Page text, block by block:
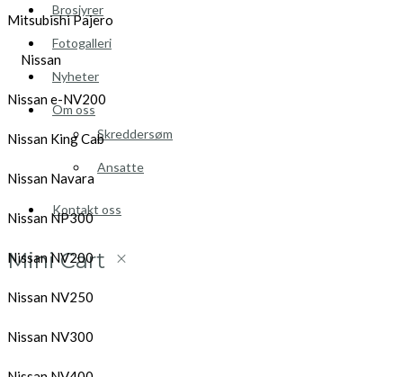
Brosjyrer
Fotogalleri
Nyheter
Om oss
Skreddersøm
Ansatte
Kontakt oss
Mini Cart
Mitsubishi Pajero
Nissan
Nissan e-NV200
Nissan King Cab
Nissan Navara
Nissan NP300
Nissan NV200
Nissan NV250
Nissan NV300